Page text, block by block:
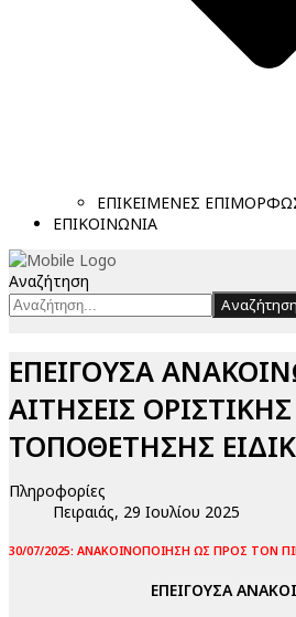
ΕΠΙΚΕΙΜΕΝΕΣ
ΕΠΙΚΟΙΝΩΝΙΑ
Αναζήτηση
Αναζήτηση
ΕΠΕΙΓΟΥΣΑ
ΑΙΤΗΣΕΙΣ ΟΡΙΣΤΙΚΗΣ
ΤΟΠΟΘΕΤΗΣΗΣ
Πληροφορίες
Πειραιάς, 29 Ιουλίου 2025
30/07/2025: ΑΝΑΚΟΙΝΟΠΟΙΗΣΗ ΩΣ ΠΡΟΣ ΤΟΝ
ΕΠΕΙΓΟΥΣΑ